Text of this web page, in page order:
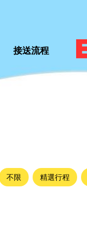
接送流程
接送流程
不限 精選行程